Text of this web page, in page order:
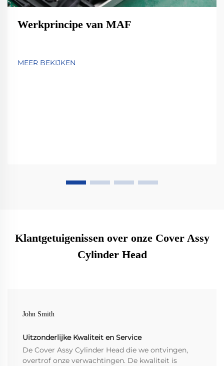
Werkprincipe van MAF
MEER BEKIJKEN
Klantgetuigenissen over onze Cover Assy
Cylinder Head
John Smith
Uitzonderlijke Kwaliteit en Service
De Cover Assy Cylinder Head die we ontvingen,
overtrof onze verwachtingen. De kwaliteit is